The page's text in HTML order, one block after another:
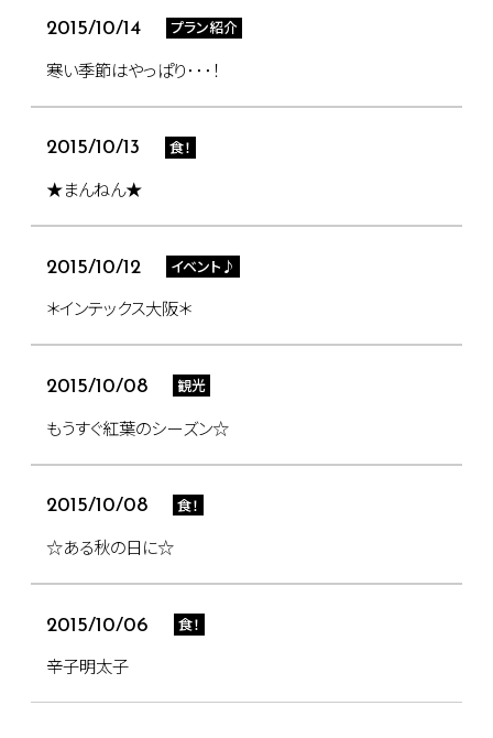
2015/10/14 プラン紹介
寒い季節はやっぱり･･･！
2015/10/13 食！
★まんねん★
2015/10/12 イベント♪
＊インテックス大阪＊
2015/10/08 観光
もうすぐ紅葉のシーズン☆
2015/10/08 食！
☆ある秋の日に☆
2015/10/06 食！
辛子明太子